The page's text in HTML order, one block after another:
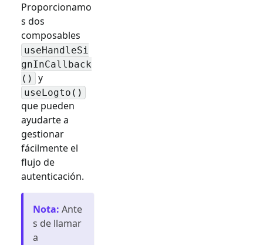
Proporcionamo
s dos
composables
useHandleSi
gnInCallback
()
y
useLogto()
que pueden
ayudarte a
gestionar
fácilmente el
flujo de
autenticación.
Nota: Ante
s de llamar
a